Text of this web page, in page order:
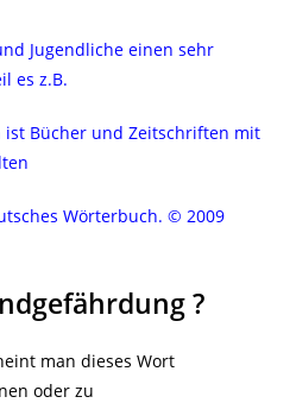
Jugendliche einen sehr
es z.B.
ist Bücher und Zeitschriften mit
Wörterbuch. © 2009
?
man dieses Wort
oder zu